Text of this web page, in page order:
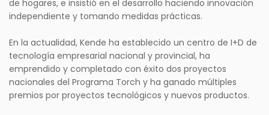
de hogares, e insistió en el desarrollo haciendo innovación
independiente y tomando medidas prácticas.
En la actualidad, Kende ha establecido un centro de I+D de
tecnología empresarial nacional y provincial, ha
emprendido y completado con éxito dos proyectos
nacionales del Programa Torch y ha ganado múltiples
premios por proyectos tecnológicos y nuevos productos.